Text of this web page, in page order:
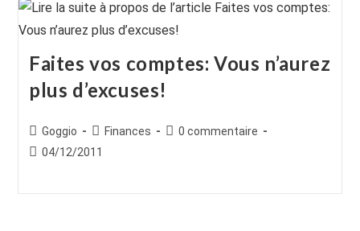
Faites vos comptes: Vous n’aurez
plus d’excuses!
Auteur/autrice
de
Goggio
Post
category:
Finances
Commentaires
0 commentaire
Publication
04/12/2011